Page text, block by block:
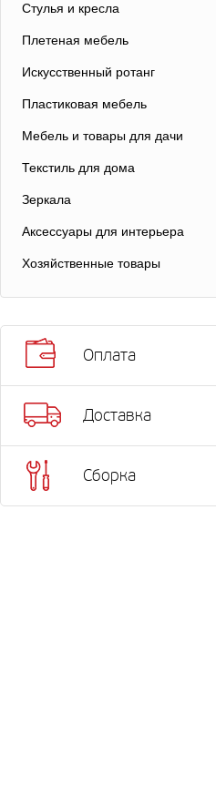
Стулья и кресла
Плетеная мебель
Искусственный ротанг
Пластиковая мебель
Мебель и товары для дачи
Текстиль для дома
Зеркала
Аксессуары для интерьера
Хозяйственные товары
Оплата
Доставка
Сборка